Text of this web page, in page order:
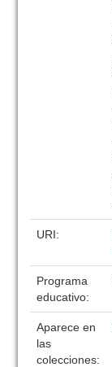
URI:
Programa
educativo:
Aparece en
las
colecciones: